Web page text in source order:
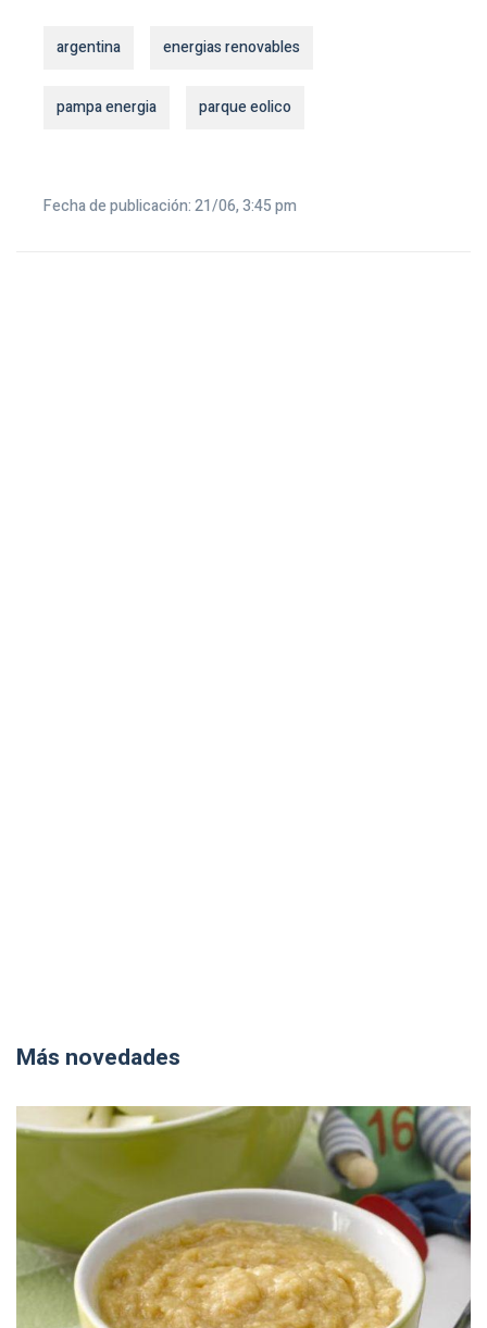
argentina energias renovables
pampa energia parque eolico
Fecha de publicación: 21/06, 3:45 pm
Más novedades